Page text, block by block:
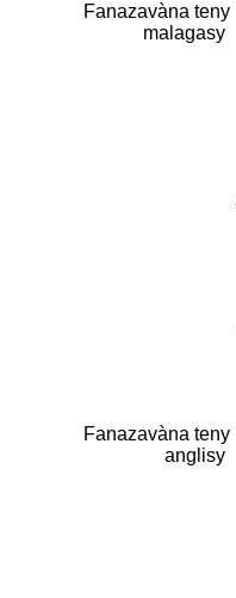
Fanazavàna teny
malagasy
Fanazavàna teny
anglisy